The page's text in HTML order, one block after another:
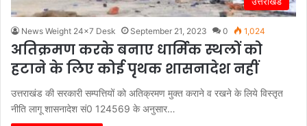
News Weight 24x7 Desk September 21, 2023 0 1,024
अतिक्रमण करके बनाए धार्मिक स्थलों को
हटाने के लिए कोई पृथक शासनादेश नहीं
उत्तराखंड की सरकारी सम्पत्तियों को अतिक्रमण मुक्त कराने व रखने के लिये विस्तृत
नीति लागू शासनादेश सं0 124569 के अनुसार…